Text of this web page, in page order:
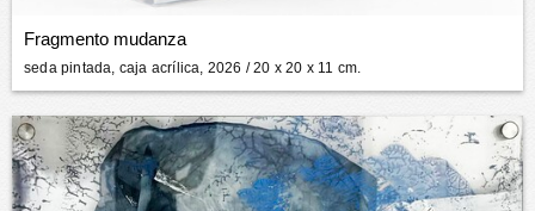
Fragmento mudanza
seda pintada, caja acrílica, 2026 / 20 x 20 x 11 cm.